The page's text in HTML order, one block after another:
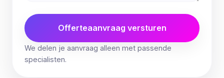
Offerteaanvraag versturen
We delen je aanvraag alleen met passende
specialisten.